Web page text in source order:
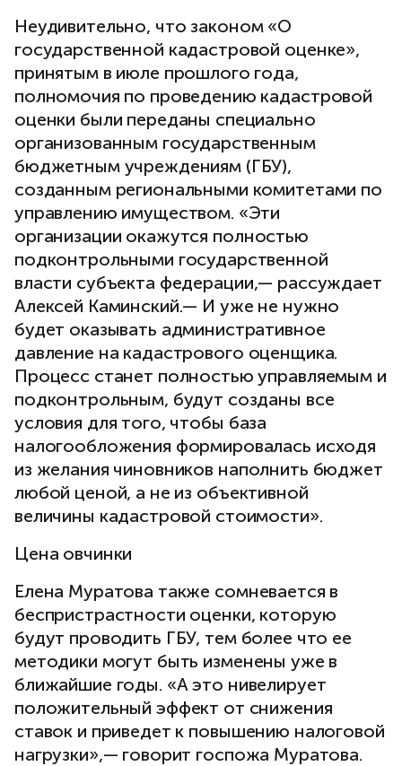
Неудивительно, что законом «О
государственной кадастровой оценке»,
принятым в июле прошлого года,
полномочия по проведению кадастровой
оценки были переданы специально
организованным государственным
бюджетным учреждениям (ГБУ),
созданным региональными комитетами по
управлению имуществом. «Эти
организации окажутся полностью
подконтрольными государственной
власти субъекта федерации,— рассуждает
Алексей Каминский.— И уже не нужно
будет оказывать административное
давление на кадастрового оценщика.
Процесс станет полностью управляемым и
подконтрольным, будут созданы все
условия для того, чтобы база
налогообложения формировалась исходя
из желания чиновников наполнить бюджет
любой ценой, а не из объективной
величины кадастровой стоимости».
Цена овчинки
Елена Муратова также сомневается в
беспристрастности оценки, которую
будут проводить ГБУ, тем более что ее
методики могут быть изменены уже в
ближайшие годы. «А это нивелирует
положительный эффект от снижения
ставок и приведет к повышению налоговой
нагрузки»,— говорит госпожа Муратова.